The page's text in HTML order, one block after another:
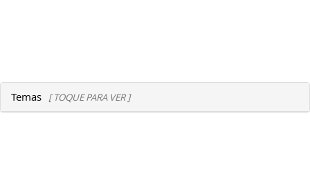
Temas [ TOQUE PARA VER ]